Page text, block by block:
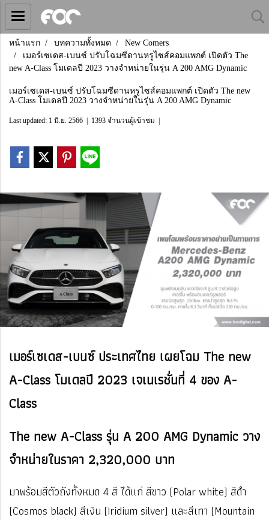
หน้าแรก บทความทั้งหมด
New Comers
เมอร์เซเดส-เบนซ์ ปรับโฉมซีดานหรูไซส์คอมแพกต์ เปิดตัว The
new A-Class โมเดลปี 2023 วางจำหน่ายในรุ่น A 200 AMG Dynamic
เมอร์เซเดส-เบนซ์ ปรับโฉมซีดานหรูไซส์คอมแพกต์ เปิดตัว The new
A-Class โมเดลปี 2023 วางจำหน่ายในรุ่น A 200 AMG Dynamic
Last updated: 1 มิ.ย. 2566 1393 จำนวนผู้เข้าชม
เมอร์เซเดส-เบนซ์ ประเทศไทย เผยโฉม The new
A-Class โมเดลปี 2023 เจเนเรชั่นที่ 4 ของ A-
Class
The new A-Class รุ่น A 200 AMG Dynamic วาง
จำหน่ายในราคา 2,320,000 บาท
มาพร้อมสีตัวถังทั้งหมด 4 สี ได้แก่ สีขาว (Polar white) สีดำ
(Cosmos black) สีเงิน (Iridium silver) และสีเทา (Mountain